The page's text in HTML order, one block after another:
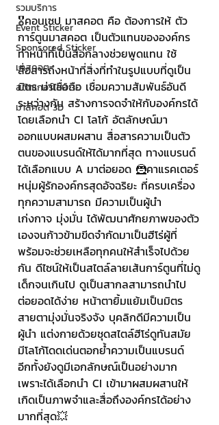
รวมบริการ
Event Sticker
Sponsored Sticker
มาสคอต
สติกเกอร์ไลน์ 3D
มาสคอต 3D
🎖คอนเซป มาสคอต คือ ต้องการให้ ตัว
การ์ตูนมาสคอต เป็นตัวแทนขององค์กร
ทำหน้าที่เป็นสื่อกลางช่วยพูดแทน ใช้
สื่อสารถึงหน้าที่สิ่งที่ทำในรูปแบบที่ดูเป็น
มิตร น่าเชื่อถือ เชื่อมความสัมพันธ์อันดี
ระหว่างกัน สร้างการจดจำให้กับองค์กรได้
โดยเลือกนำ CI โลโก้ อัตลักษณ์มา
ออกแบบผสมผสาน สื่อสารความเป็นตัว
ตนของแบรนด์ให้ได้มากที่สุด ทางแบรนด์
ได้เลือกแบบ A มาต่อยอด 🦹คาแรคเตอร์
หนุ่มผู้รักองค์กรสุดอัจฉริยะ ที่ครบเครื่อง
ทุกความสามารถ มีความเป็นผู้นำ
เก่งกาจ มุ่งมั่น ได้พัฒนาศักยภาพของตัว
เองจนก้าวข้ามขีดจำกัดมาเป็นฮีโร่ผู้ที่
พร้อมจะช่วยเหลือทุกคนให้สำเร็จไปด้วย
กัน ดีไซน์ให้เป็นสไตล์ลายเส้นการ์ตูนที่ไม่ดู
เด็กจนเกินไป ดูเป็นสากลสามารถนำไป
ต่อยอดได้ง่าย หน้าตายิ้มแย้มเป็นมิตร
สายตามุ่งมั่นจริงจัง บุคลิกดีมีความเป็น
ผู้นำ แต่งกายด้วยชุดสไตล์ฮีโร่ดูทันสมัย
มีโลโก้โดดเด่นตอกย้ำความเป็นแบรนด์
อีกทั้งยังดูมีเอกลักษณ์เป็นอย่างมาก
เพราะได้เลือกนำ CI เข้ามาผสมผสานให้
เกิดเป็นภาพจำและสื่อถึงองค์กรได้อย่าง
มากที่สุด💥